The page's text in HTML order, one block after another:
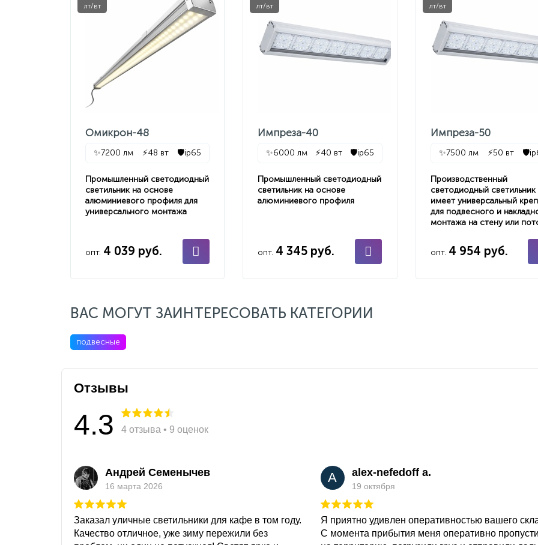
лт/вт
Омикрон-48
✨7200 лм ⚡48 вт 🛡️ip65
Промышленный светодиодный
светильник на основе
алюминиевого профиля для
универсального монтажа
опт. 4 039 руб.
лт/вт
Импреза-40
✨6000 лм ⚡40 вт 🛡️ip65
Промышленный светодиодный
светильник на основе
алюминиевого профиля
опт. 4 345 руб.
лт/вт
Импреза-50
✨7500 лм ⚡50 вт 🛡️
Производственный
светодиодный светильник
имеет универсальный
для подвесного и
монтажа на стену или
опт. 4 954 руб.
ВАС МОГУТ ЗАИНТЕРЕСОВАТЬ КАТЕГОРИИ
подвесные
Отзывы
4.3 4 отзыва • 9 оценок
Андрей Семенычев
16 марта 2026
Заказал уличные светильники для кафе в том году.
Качество отличное, уже зиму пережили без
A alex-nefedoff a.
19 октября
Я приятно удивлен оперативностью вашего
С момента прибытия меня оперативно